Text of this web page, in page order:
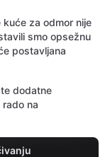
za odmor nije
smo opsežnu
postavljana
dodatne
na